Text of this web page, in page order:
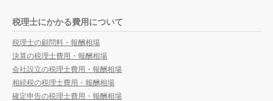
税理士にかかる費用について
税理士の顧問料・報酬相場
決算の税理士費用・報酬相場
会社設立の税理士費用・報酬相場
相続税の税理士費用・報酬相場
確定申告の税理士費用・報酬相場